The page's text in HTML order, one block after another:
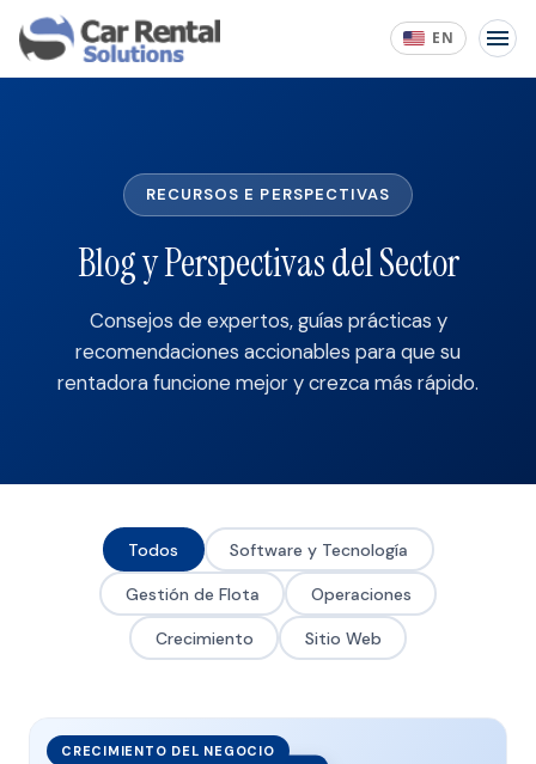
EN
RECURSOS E PERSPECTIVAS
Blog y Perspectivas del Sector
Consejos de expertos, guías prácticas y
recomendaciones accionables para que su
rentadora funcione mejor y crezca más rápido.
Todos Software y Tecnología
Gestión de Flota Operaciones
Crecimiento Sitio Web
CRECIMIENTO DEL NEGOCIO